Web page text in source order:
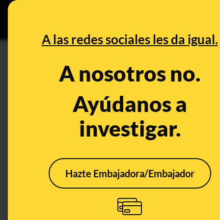
A las redes sociales les da igual.
A nosotros no.
Ayúdanos a
investigar.
Hazte Embajadora/Embajador
Especial
cargo sospechoso
No, Oney no está
enviado estos SMS que
de